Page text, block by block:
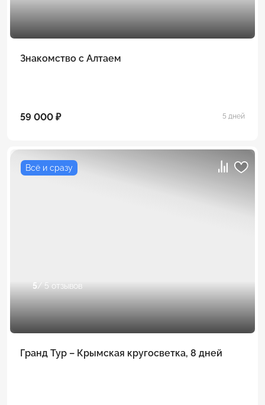
Знакомство с Алтаем
59 000 ₽ 5 дней
Всё и сразу
5/ 5 отзывов
Гранд Тур – Крымская кругосветка, 8 дней